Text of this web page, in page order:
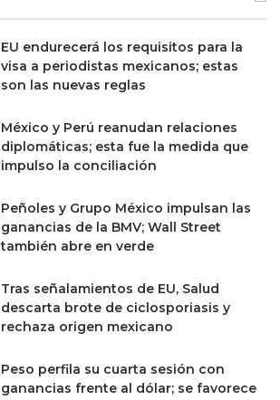
EU endurecerá los requisitos para la
visa a periodistas mexicanos; estas
son las nuevas reglas
México y Perú reanudan relaciones
diplomáticas; esta fue la medida que
impulso la conciliación
Peñoles y Grupo México impulsan las
ganancias de la BMV; Wall Street
también abre en verde
Tras señalamientos de EU, Salud
descarta brote de ciclosporiasis y
rechaza origen mexicano
Peso perfila su cuarta sesión con
ganancias frente al dólar; se favorece